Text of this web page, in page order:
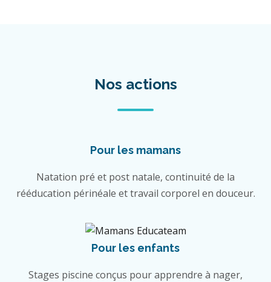
Nos actions
Pour les mamans
Natation pré et post natale, continuité de la
rééducation périnéale et travail corporel en douceur.
Pour les enfants
Stages piscine conçus pour apprendre à nager,